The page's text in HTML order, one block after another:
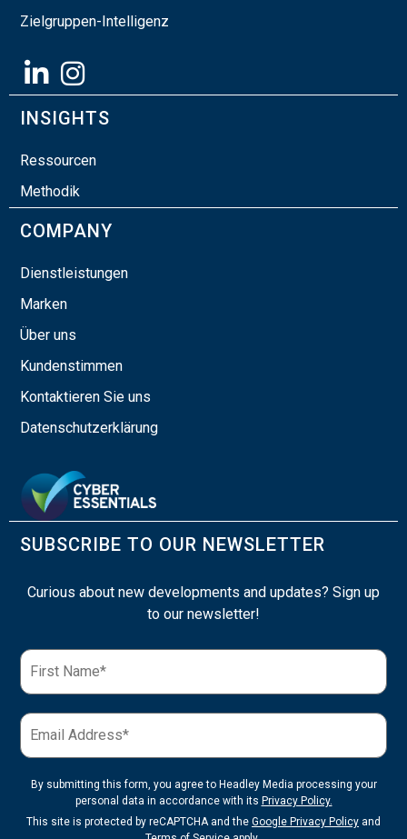
Zielgruppen-Intelligenz
INSIGHTS
Ressourcen
Methodik
COMPANY
Dienstleistungen
Marken
Über uns
Kundenstimmen
Kontaktieren Sie uns
Datenschutzerklärung
SUBSCRIBE TO OUR NEWSLETTER
Curious about new developments and updates? Sign up
to our newsletter!
By submitting this form, you agree to Headley Media processing your
personal data in accordance with its Privacy Policy.
This site is protected by reCAPTCHA and the Google Privacy Policy and